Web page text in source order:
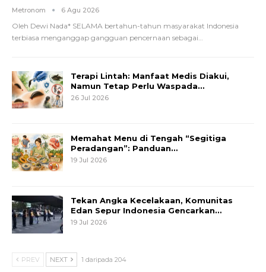
Metronom 6 Agu 2026
Oleh Dewi Nada* SELAMA bertahun-tahun masyarakat Indonesia
terbiasa menganggap gangguan pencernaan sebagai
Terapi Lintah: Manfaat Medis Diakui,
Namun Tetap Perlu Waspada…
26 Jul 2026
Memahat Menu di Tengah “Segitiga
Peradangan”: Panduan…
19 Jul 2026
Tekan Angka Kecelakaan, Komunitas
Edan Sepur Indonesia Gencarkan…
19 Jul 2026
PREV NEXT 1 daripada 204